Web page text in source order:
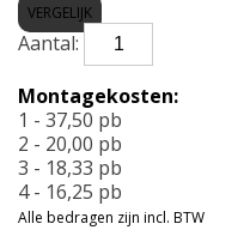
VERGELIJK
BRIDGESTONE-
ECOPIA
XL
175/55
R20
89T
aantal
Montagekosten:
1 - 37,50 pb
2 - 20,00 pb
3 - 18,33 pb
4 - 16,25 pb
Alle bedragen zijn incl. BTW